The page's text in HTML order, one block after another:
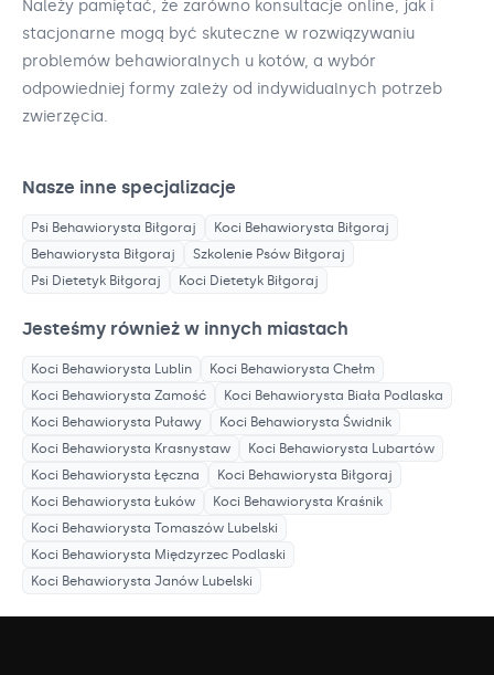
Należy pamiętać, że zarówno konsultacje online, jak i
stacjonarne mogą być skuteczne w rozwiązywaniu
problemów behawioralnych u kotów, a wybór
odpowiedniej formy zależy od indywidualnych potrzeb
zwierzęcia.
Nasze inne specjalizacje
Psi Behawiorysta Biłgoraj Koci Behawiorysta Biłgoraj
Behawiorysta Biłgoraj Szkolenie Psów Biłgoraj
Psi Dietetyk Biłgoraj Koci Dietetyk Biłgoraj
Jesteśmy również w innych miastach
Koci Behawiorysta Lublin Koci Behawiorysta Chełm
Koci Behawiorysta Zamość Koci Behawiorysta Biała Podlaska
Koci Behawiorysta Puławy Koci Behawiorysta Świdnik
Koci Behawiorysta Krasnystaw Koci Behawiorysta Lubartów
Koci Behawiorysta Łęczna Koci Behawiorysta Biłgoraj
Koci Behawiorysta Łuków Koci Behawiorysta Kraśnik
Koci Behawiorysta Tomaszów Lubelski
Koci Behawiorysta Międzyrzec Podlaski
Koci Behawiorysta Janów Lubelski